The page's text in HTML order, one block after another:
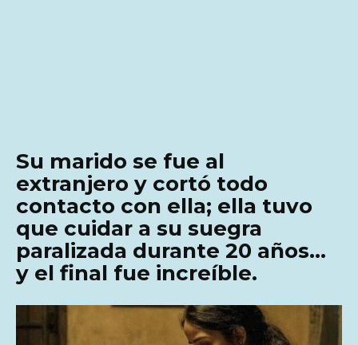
Su marido se fue al
extranjero y cortó todo
contacto con ella; ella tuvo
que cuidar a su suegra
paralizada durante 20 años…
y el final fue increíble.